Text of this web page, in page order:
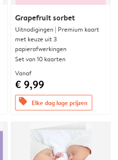
Grapefruit sorbet
Uitnodigingen | Premium kaart
met keuze uit 3
papierafwerkingen
Set van 10 kaarten
Vanaf
€ 9,99
offers Elke dag lage prijzen